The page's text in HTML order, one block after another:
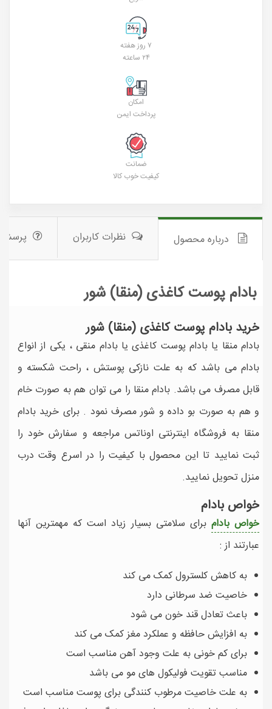
۷ روز هفته
۲۴ ساعته
امکان
پرداخت ایمن
ضمانت
کیفیت خوب کالا
درباره محصول نظرات کاربران
بادام پوست کاغذی (منقا) شور
خرید بادام پوست کاغذی (منقا) شور
بادام منقا یا بادام پوست کاغذی یا بادام منقی ، یکی از انواع
بادام می باشد که به علت نازکی پوستش ، راحت شکسته و
قابل مصرف می باشد. بادام منقا را می توان هم به صورت خام
و هم به صورت بو داده و شور مصرف نمود . برای خرید بادام
منقا به فروشگاه اینترنتی اوناتس مراجعه و سفارش خود را
ثبت نمایید تا این محصول با کیفیت را در اسرع وقت درب
منزل تحویل نمایید.
خواص بادام
خواص بادام برای سلامتی بسیار زیاد است که مهمترین آنها
عبارتند از :
به کاهش کلسترول کمک می کند
خاصیت ضد سرطانی دارد
باعث تعادل قند خون می شود
به افزایش حافظه و عملکرد مغز کمک می کند
برای کم خونی به علت وجود آهن مناسب است
مناسب تقویت فولیکول های مو می باشد
به علت خاصیت مرطوب کنندگی برای پوست مناسب است